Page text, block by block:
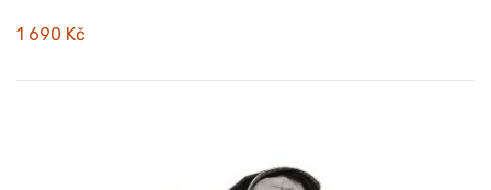
1 690 Kč